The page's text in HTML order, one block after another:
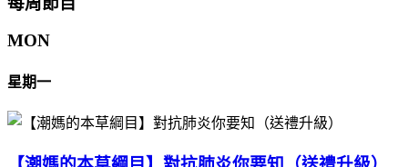
MON
星期一